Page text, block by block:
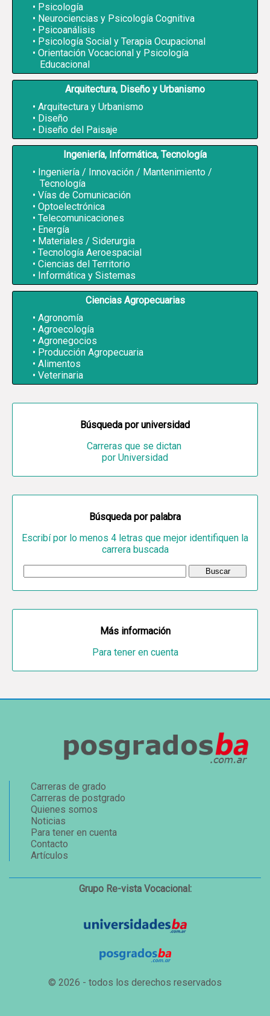
Psicología
Neurociencias y Psicología Cognitiva
Psicoanálisis
Psicología Social y Terapia Ocupacional
Orientación Vocacional y Psicología
Educacional
Arquitectura, Diseño y Urbanismo
Arquitectura y Urbanismo
Diseño
Diseño del Paisaje
Ingeniería, Informática, Tecnología
Ingeniería / Innovación / Mantenimiento /
Tecnología
Vías de Comunicación
Optoelectrónica
Telecomunicaciones
Energía
Materiales / Siderurgia
Tecnología Aeroespacial
Ciencias del Territorio
Informática y Sistemas
Ciencias Agropecuarias
Agronomía
Agroecología
Agronegocios
Producción Agropecuaria
Alimentos
Veterinaria
Búsqueda por universidad
Carreras que se dictan
por Universidad
Búsqueda por palabra
Escribí por lo menos 4 letras que mejor identifiquen la
carrera buscada
Más información
Para tener en cuenta
Carreras de grado
Carreras de postgrado
Quienes somos
Noticias
Para tener en cuenta
Contacto
Artículos
Grupo Re-vista Vocacional:
© 2026 - todos los derechos reservados